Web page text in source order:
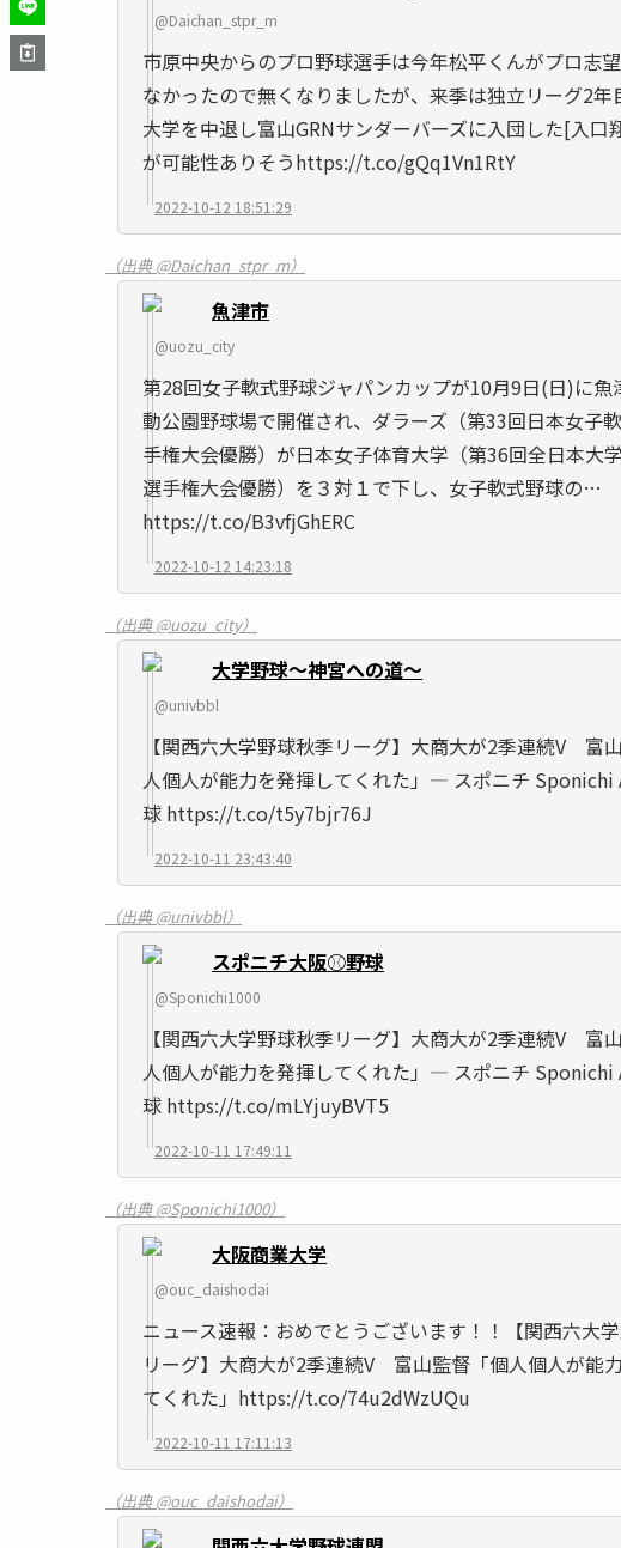
@Daichan_stpr_m
市原中央からのプロ野球選手は今年松平くんがプロ志
なかったので無くなりましたが、来季は独立リーグ2年
大学を中退し富山GRNサンダーバーズに入団した[入口
が可能性ありそうhttps://t.co/gQq1Vn1RtY
2022-10-12 18:51:29
（出典 @Daichan_stpr_m）
魚津市
@uozu_city
第28回女子軟式野球ジャパンカップが10月9日(日)に魚
動公園野球場で開催され、ダラーズ（第33回日本女子
手権大会優勝）が日本女子体育大学（第36回全日本大
選手権大会優勝）を３対１で下し、女子軟式野球の…
https://t.co/B3vfjGhERC
2022-10-12 14:23:18
（出典 @uozu_city）
大学野球～神宮への道～
@univbbl
【関西六大学野球秋季リーグ】大商大が2季連続V 富
人個人が能力を発揮してくれた」― スポニチ Sponichi
球 https://t.co/t5y7bjr76J
2022-10-11 23:43:40
（出典 @univbbl）
スポニチ大阪⚾️野球
@Sponichi1000
【関西六大学野球秋季リーグ】大商大が2季連続V 富
人個人が能力を発揮してくれた」― スポニチ Sponichi
球 https://t.co/mLYjuyBVT5
2022-10-11 17:49:11
（出典 @Sponichi1000）
大阪商業大学
@ouc_daishodai
ニュース速報：おめでとうございます！！【関西六大
リーグ】大商大が2季連続V 富山監督「個人個人が能
てくれた」https://t.co/74u2dWzUQu
2022-10-11 17:11:13
（出典 @ouc_daishodai）